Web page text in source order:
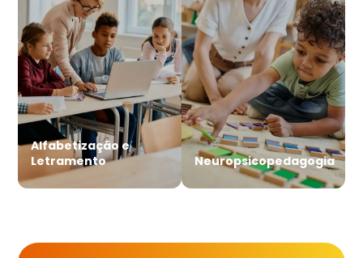
Alfabetização e
Letramento
Neuropsicopedagogia